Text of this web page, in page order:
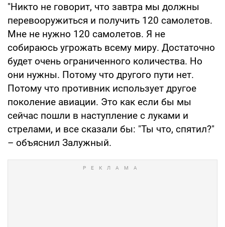
"Никто не говорит, что завтра мы должны
перевооружиться и получить 120 самолетов.
Мне не нужно 120 самолетов. Я не
собираюсь угрожать всему миру. Достаточно
будет очень ограниченного количества. Но
они нужны. Потому что другого пути нет.
Потому что противник использует другое
поколение авиации. Это как если бы мы
сейчас пошли в наступление с луками и
стрелами, и все сказали бы: "Ты что, спятил?"
– объяснил Залужный.